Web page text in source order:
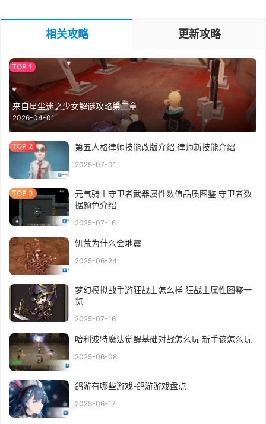
相关攻略 更新攻略
来自星尘迷之少女解谜攻略第二章
2026-04-01
第五人格律师技能改版介绍 律师新技能介绍
2025-07-01
元气骑士守卫者武器属性数值品质图鉴 守卫者数
据颜色介绍
2025-07-16
饥荒为什么会地震
2025-06-24
梦幻模拟战手游狂战士怎么样 狂战士属性图鉴一
览
2025-07-16
哈利波特魔法觉醒基础对战怎么玩 新手该怎么玩
2025-06-08
鸽游有哪些游戏-鸽游游戏盘点
2025-06-17